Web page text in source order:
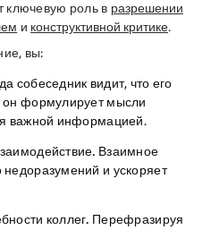
ключевую роль в разрешении
и конструктивной критике.
вы:
собеседник видит, что его
он формулирует мысли
важной информацией.
Взаимное
и ускоряет
коллег. Перефразируя